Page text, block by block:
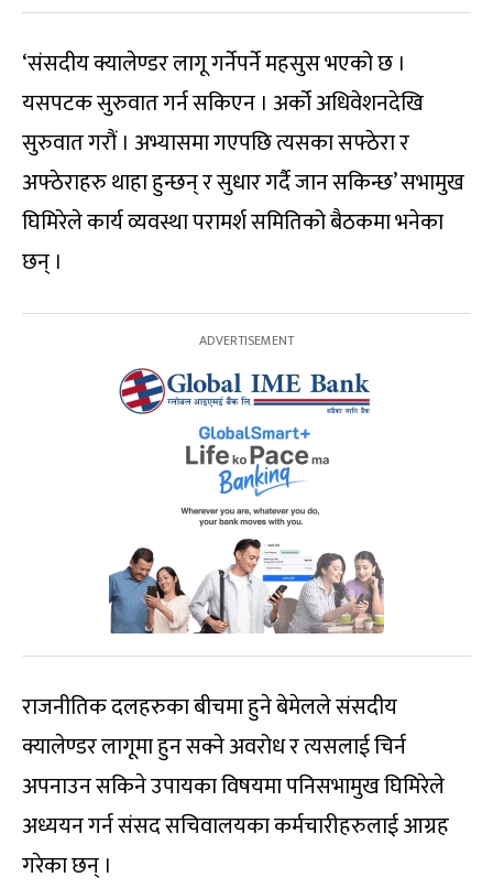
‘संसदीय क्यालेण्डर लागू गर्नेपर्ने महसुस भएको छ ।
यसपटक सुरुवात गर्न सकिएन । अर्को अधिवेशनदेखि
सुरुवात गरौं । अभ्यासमा गएपछि त्यसका सफ्ठेरा र
अफ्ठेराहरु थाहा हुन्छन् र सुधार गर्दै जान सकिन्छ’ सभामुख
घिमिरेले कार्य व्यवस्था परामर्श समितिको बैठकमा भनेका
छन् ।
राजनीतिक दलहरुका बीचमा हुने बेमेलले संसदीय
क्यालेण्डर लागूमा हुन सक्ने अवरोध र त्यसलाई चिर्न
अपनाउन सकिने उपायका विषयमा पनिसभामुख घिमिरेले
अध्ययन गर्न संसद सचिवालयका कर्मचारीहरुलाई आग्रह
गरेका छन् ।